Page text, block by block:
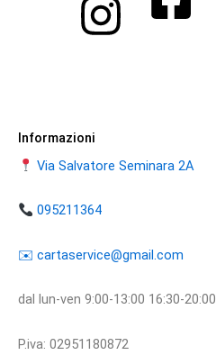
Informazioni
Via Salvatore Seminara 2A
095211364
​​✉️ ​cartaservice@gmail.com
dal lun-ven 9:00-13:00 16:30-20:00
P.iva: 02951180872